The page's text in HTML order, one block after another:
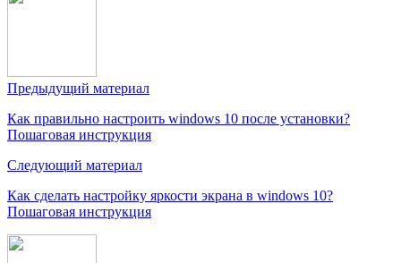
Предыдущий материал
Как правильно настроить windows 10 после установки?
Пошаговая инструкция
Следующий материал
Как сделать настройку яркости экрана в windows 10?
Пошаговая инструкция